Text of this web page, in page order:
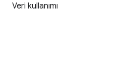
Veri kullanımı